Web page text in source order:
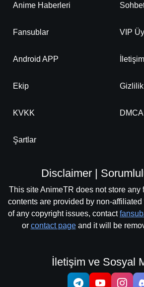
Anime Haberleri
Fansublar VIP
Android APP İletişim
Ekip Gizlilik
KVKK DMCA
Şartlar
Disclaimer |
This site AnimeTR does not store any
contents are provided by non-
of any copyright issues, contact
or contact pageand it will be
İletişim ve Sosyal